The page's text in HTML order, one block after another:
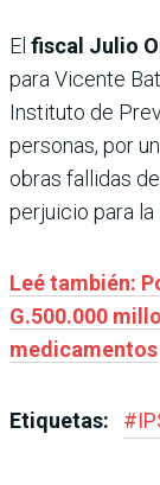
El fiscal Julio
para Vicente
Instituto de
personas, por
obras fallidas
perjuicio para
Leé también:
G.500.000
medicamentos
Etiquetas: #